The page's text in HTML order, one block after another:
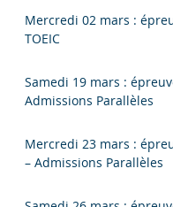
Mercredi 02 mars :
TOEIC
Samedi 19 mars :
Admissions Parallèles
Mercredi 23 mars :
– Admissions Parallèles